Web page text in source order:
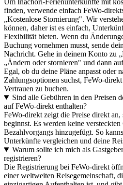
Um Inachori-Ferienunterkünfte mit
finden, verwende einfach FeWo-
„Kostenlose Stornierung". Wir
können, daher ist es einfach,
Flexibilität bieten. Wenn du
Buchung vornehmen musst, sende
Nachricht. Gehe in deinem Konto zu
„Ändern oder stornieren" und dann
Egal, ob du deine Pläne anpasst oder
Zahlungsoptionen suchst, FeWo-
Vertrauen zu buchen.
Sind alle Gebühren in den Preisen
auf FeWo-direkt enthalten?
FeWo-direkt zeigt die Preise direkt
beginnst. Es werden keine
Bezahlvorgangs hinzugefügt. So
Unterkünfte vergleichen und deine
Warum sollte ich mich als
registrieren?
Die Registrierung bei FeWo-direkt
einer weltweiten Reisegemeinschaft,